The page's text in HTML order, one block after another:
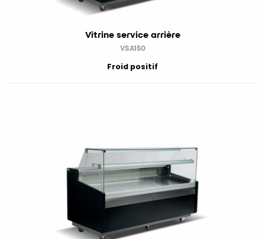
Vitrine service arrière
VSA150
Froid positif